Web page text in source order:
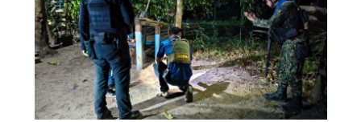
ภัยอาชญากรรมทางเทคโนโลยี ข่าวปลอม และข้อมูลบิดเบือน